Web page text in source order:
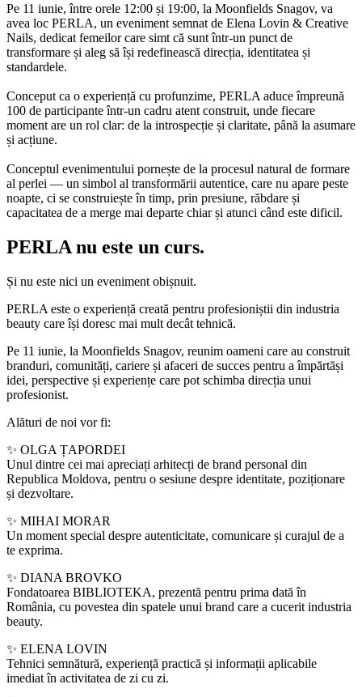
Pe 11 iunie, între orele 12:00 și 19:00, la Moonfields Snagov, va
avea loc PERLA, un eveniment semnat de Elena Lovin & Creative
Nails, dedicat femeilor care simt că sunt într-un punct de
transformare și aleg să își redefinească direcția, identitatea și
standardele.
Conceput ca o experiență cu profunzime, PERLA aduce împreună
100 de participante într-un cadru atent construit, unde fiecare
moment are un rol clar: de la introspecție și claritate, până la asumare
și acțiune.
Conceptul evenimentului pornește de la procesul natural de formare
al perlei — un simbol al transformării autentice, care nu apare peste
noapte, ci se construiește în timp, prin presiune, răbdare și
capacitatea de a merge mai departe chiar și atunci când este dificil.
PERLA nu este un curs.
Și nu este nici un eveniment obișnuit.
PERLA este o experiență creată pentru profesioniștii din industria
beauty care își doresc mai mult decât tehnică.
Pe 11 iunie, la Moonfields Snagov, reunim oameni care au construit
branduri, comunități, cariere și afaceri de succes pentru a împărtăși
idei, perspective și experiențe care pot schimba direcția unui
profesionist.
Alături de noi vor fi:
✨ OLGA ȚAPORDEI
Unul dintre cei mai apreciați arhitecți de brand personal din
Republica Moldova, pentru o sesiune despre identitate, poziționare
și dezvoltare.
✨ MIHAI MORAR
Un moment special despre autenticitate, comunicare și curajul de a
te exprima.
✨ DIANA BROVKO
Fondatoarea BIBLIOTEKA, prezentă pentru prima dată în
România, cu povestea din spatele unui brand care a cucerit industria
beauty.
✨ ELENA LOVIN
Tehnici semnătură, experiență practică și informații aplicabile
imediat în activitatea de zi cu zi.